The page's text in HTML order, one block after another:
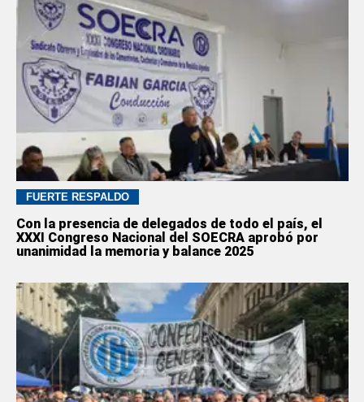
FUERTE RESPALDO
Con la presencia de delegados de todo el país, el
XXXI Congreso Nacional del SOECRA aprobó por
unanimidad la memoria y balance 2025